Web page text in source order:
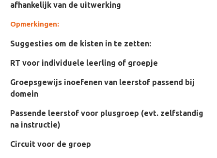
afhankelijk van de uitwerking
Opmerkingen:
Suggesties om de kisten in te zetten:
RT voor individuele leerling of groepje
Groepsgewijs inoefenen van leerstof passend bij
domein
Passende leerstof voor plusgroep (evt. zelfstandig
na instructie)
Circuit voor de groep